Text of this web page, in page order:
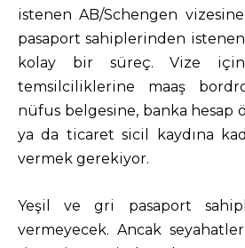
istenen AB/Schengen
pasaport sahiplerinden istenen
kolay bir süreç. Vize
temsilciliklerine maaş
nüfus belgesine, banka hesap
ya da ticaret sicil kaydına
vermek gerekiyor.
Yeşil ve gri pasaport
vermeyecek. Ancak